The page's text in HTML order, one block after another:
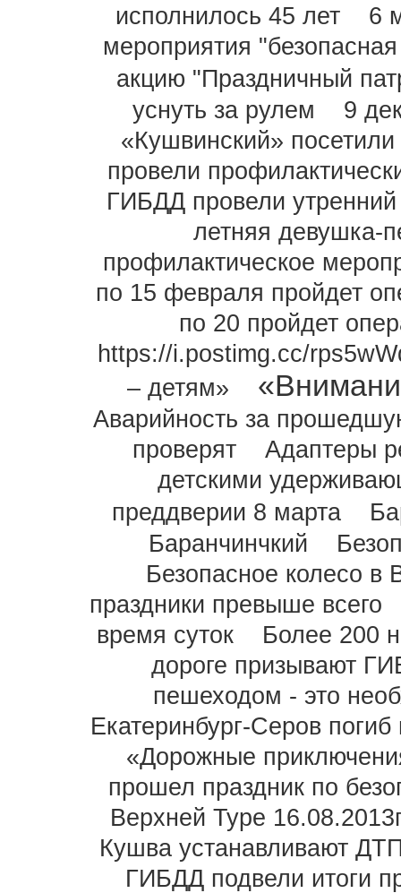
исполнилось 45 лет
6
мероприятия
акцию "Праздничный
уснуть за рулем
9
«Кушвинский»
провели
ГИБДД провели
летняя девушка-
профилактическое
по 15 февраля пройдет
по 20 пройдет
https://i.postimg.cc/
– детям»
Аварийность за
проверят
Адаптеры
детскими
преддверии 8 марта
Баранчинчкий
Безопасное колесо в
праздники превыше всего
время суток
Более 200
дороге призывают
пешеходом - это
Екатеринбург-Серов
«Дорожные
прошел праздник по
Верхней Туре
Кушва устанавливают
ГИБДД подвели итоги